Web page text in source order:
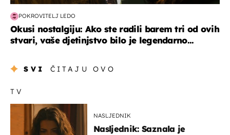
POKROVITELJ LEDO
Okusi nostalgiju: Ako ste radili barem tri od ovih
stvari, vaše djetinjstvo bilo je legendarno...
SVI ČITAJU OVO
TV
NASLJEDNIK
Nasljednik: Saznala je